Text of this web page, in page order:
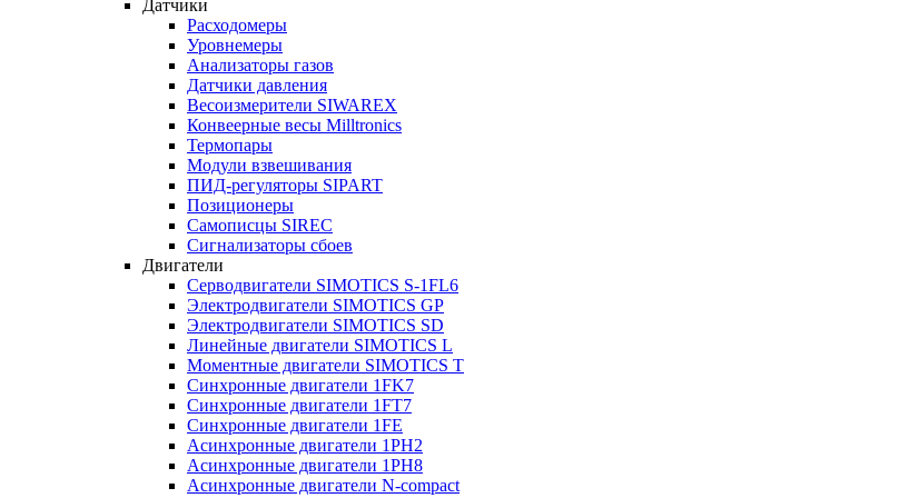
Датчики
Расходомеры
Уровнемеры
Анализаторы газов
Датчики давления
Весоизмерители SIWAREX
Конвеерные весы Milltronics
Термопары
Модули взвешивания
ПИД-регуляторы SIPART
Позиционеры
Самописцы SIREC
Сигнализаторы сбоев
Двигатели
Серводвигатели SIMOTICS S-1FL6
Электродвигатели SIMOTICS GP
Электродвигатели SIMOTICS SD
Линейные двигатели SIMOTICS L
Моментные двигатели SIMOTICS T
Синхронные двигатели 1FK7
Синхронные двигатели 1FT7
Синхронные двигатели 1FE
Асинхронные двигатели 1PH2
Асинхронные двигатели 1PH8
Асинхронные двигатели N-compact